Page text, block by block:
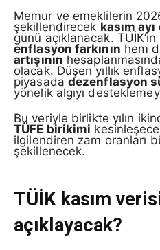
Memur ve emeklilerin
şekillendirecek kasım
günü açıklanacak.
enflasyon farkının hem
artışının
olacak. Düşen yıllık
piyasada dezenflasyon
yönelik algıyı
Bu veriyle birlikte yılın
TÜFE birikimi
ilgilendiren zam oranları
şekillenecek.
TÜİK kasım
açıklayacak?